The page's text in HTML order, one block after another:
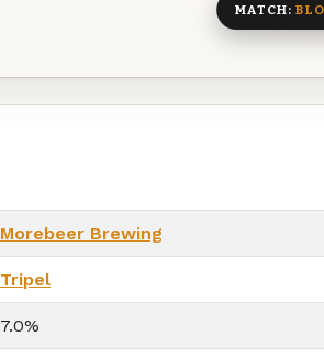
MATCH:
Morebeer Brewing
Tripel
7.0%